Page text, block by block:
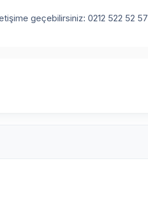
geçebilirsiniz: 0212 522 52 57